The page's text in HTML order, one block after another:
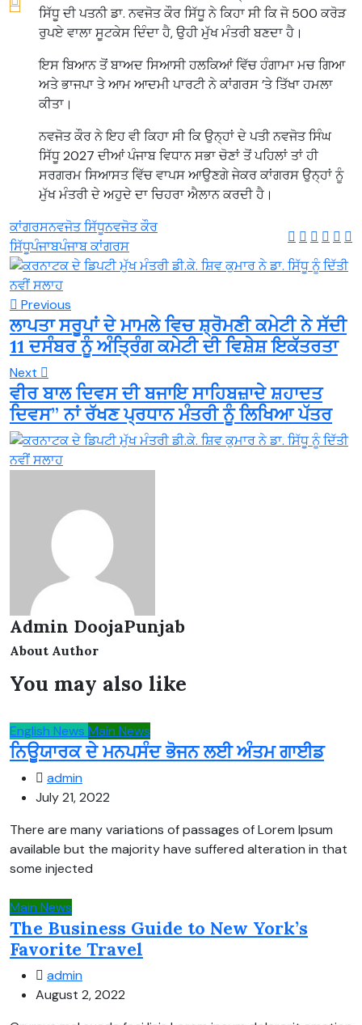
ਸਿੱਧੂ ਦੀ ਪਤਨੀ ਡਾ. ਨਵਜੋਤ ਕੌਰ ਸਿੱਧੂ ਨੇ ਕਿਹਾ ਸੀ ਕਿ ਜੋ 500 ਕਰੋੜ
ਰੁਪਏ ਵਾਲਾ ਸੂਟਕੇਸ ਦਿੰਦਾ ਹੈ, ਉਹੀ ਮੁੱਖ ਮੰਤਰੀ ਬਣਦਾ ਹੈ।
ਇਸ ਬਿਆਨ ਤੋਂ ਬਾਅਦ ਸਿਆਸੀ ਹਲਕਿਆਂ ਵਿੱਚ ਹੰਗਾਮਾ ਮਚ ਗਿਆ
ਅਤੇ ਭਾਜਪਾ ਤੇ ਆਮ ਆਦਮੀ ਪਾਰਟੀ ਨੇ ਕਾਂਗਰਸ ’ਤੇ ਤਿੱਖਾ ਹਮਲਾ
ਕੀਤਾ।
ਨਵਜੋਤ ਕੌਰ ਨੇ ਇਹ ਵੀ ਕਿਹਾ ਸੀ ਕਿ ਉਨ੍ਹਾਂ ਦੇ ਪਤੀ ਨਵਜੋਤ ਸਿੰਘ
ਸਿੱਧੂ 2027 ਦੀਆਂ ਪੰਜਾਬ ਵਿਧਾਨ ਸਭਾ ਚੋਣਾਂ ਤੋਂ ਪਹਿਲਾਂ ਤਾਂ ਹੀ
ਸਰਗਰਮ ਸਿਆਸਤ ਵਿੱਚ ਵਾਪਸ ਆਉਣਗੇ ਜੇਕਰ ਕਾਂਗਰਸ ਉਨ੍ਹਾਂ ਨੂੰ
ਮੁੱਖ ਮੰਤਰੀ ਦੇ ਅਹੁਦੇ ਦਾ ਚਿਹਰਾ ਐਲਾਨ ਕਰਦੀ ਹੈ।
ਕਾਂਗਰਸਨਵਜੋਤ ਸਿੱਧੂਨਵਜੋਤ ਕੌਰ
ਸਿੱਧੂਪੰਜਾਬਪੰਜਾਬ ਕਾਂਗਰਸ
Previous
ਲਾਪਤਾ ਸਰੂਪਾਂ ਦੇ ਮਾਮਲੇ ਵਿਚ ਸ਼੍ਰੋਮਣੀ ਕਮੇਟੀ ਨੇ ਸੱਦੀ
11 ਦਸੰਬਰ ਨੂੰ ਅੰਤਿ੍ਰੰਗ ਕਮੇਟੀ ਦੀ ਵਿਸ਼ੇਸ਼ ਇਕੱਤਰਤਾ
Next
ਵੀਰ ਬਾਲ ਦਿਵਸ ਦੀ ਬਜਾਇ ਸਾਹਿਬਜ਼ਾਦੇ ਸ਼ਹਾਦਤ
ਦਿਵਸ” ਨਾਂ ਰੱਖਣ ਪ੍ਰਧਾਨ ਮੰਤਰੀ ਨੂੰ ਲਿਖਿਆ ਪੱਤਰ
Admin DoojaPunjab
About Author
You may also like
English News Main News
ਨਿਊਯਾਰਕ ਦੇ ਮਨਪਸੰਦ ਭੋਜਨ ਲਈ ਅੰਤਮ ਗਾਈਡ
admin
July 21, 2022
There are many variations of passages of Lorem Ipsum
available but the majority have suffered alteration in that
some injected
Main News
The Business Guide to New York’s
Favorite Travel
admin
August 2, 2022